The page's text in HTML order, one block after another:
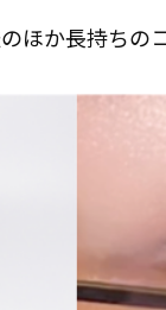
か長持ちの